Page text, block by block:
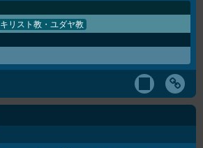
キリスト教・ユダヤ教